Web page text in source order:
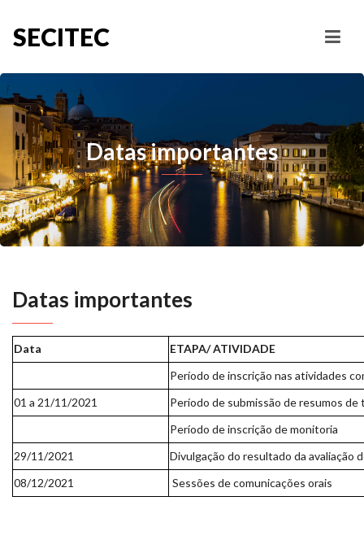
SECITEC
Datas importantes
Datas importantes
Data
ETAPA/ ATIVIDADE
Período de inscrição nas atividades
01 a 21/11/2021
Período de submissão de resumos de
Período de inscrição de monitoria
29/11/2021
Divulgação do resultado da avaliação
08/12/2021
Sessões de comunicações orais